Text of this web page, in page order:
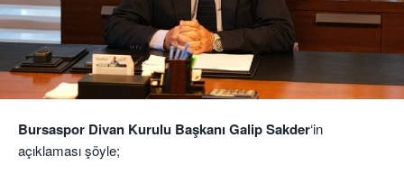
Bursaspor Divan Kurulu Başkanı Galip Sakder‘in
açıklaması şöyle;